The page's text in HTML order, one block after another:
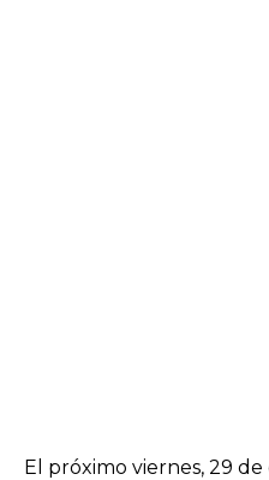
El próximo viernes, 29